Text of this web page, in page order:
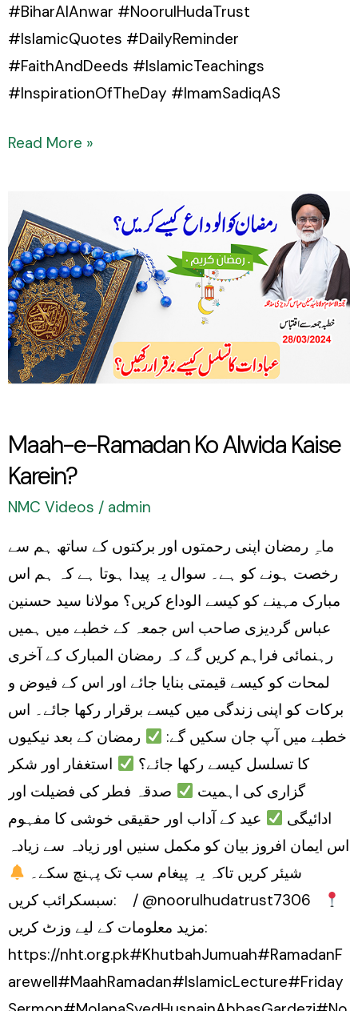
#BiharAlAnwar #NoorulHudaTrust
#IslamicQuotes #DailyReminder
#FaithAndDeeds #IslamicTeachings
#InspirationOfTheDay #ImamSadiqAS
Read More »
Maah-e-Ramadan Ko Alwida Kaise
Karein?
NMC Videos / admin
ماہِ رمضان اپنی رحمتوں اور برکتوں کے ساتھ ہم سے
رخصت ہونے کو ہے۔ سوال یہ پیدا ہوتا ہے کہ ہم اس
مبارک مہینے کو کیسے الوداع کریں؟ مولانا سید حسنین
عباس گردیزی صاحب اس جمعہ کے خطبے میں ہمیں
رہنمائی فراہم کریں گے کہ رمضان المبارک کے آخری
لمحات کو کیسے قیمتی بنایا جائے اور اس کے فیوض و
برکات کو اپنی زندگی میں کیسے برقرار رکھا جائے۔ اس
خطبے میں آپ جان سکیں گے:
رمضان کے بعد نیکیوں
کا تسلسل کیسے رکھا جائے؟
استغفار اور شکر
گزاری کی اہمیت
صدقہ فطر کی فضیلت اور
ادائیگی
عید کے آداب اور حقیقی خوشی کا مفہوم
اس ایمان افروز بیان کو مکمل سنیں اور زیادہ سے زیادہ
شیئر کریں تاکہ یہ پیغام سب تک پہنچ سکے۔
سبسکرائب کریں: / @noorulhudatrust7306
مزید معلومات کے لیے وزٹ کریں:
https://nht.org.pk#KhutbahJumuah#RamadanF
arewell#MaahRamadan#IslamicLecture#Friday
e-
Ramadan
Ko
Alwida
Kaise
Karein?